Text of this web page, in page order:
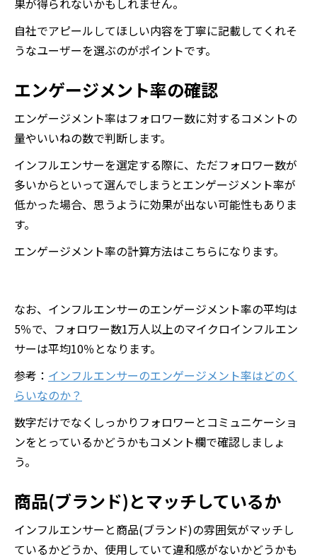
果が得られないかもしれません。
自社でアピールしてほしい内容を丁寧に記載してくれそ
うなユーザーを選ぶのがポイントです。
エンゲージメント率の確認
エンゲージメント率はフォロワー数に対するコメントの
量やいいねの数で判断します。
インフルエンサーを選定する際に、ただフォロワー数が
多いからといって選んでしまうとエンゲージメント率が
低かった場合、思うように効果が出ない可能性もありま
す。
エンゲージメント率の計算方法はこちらになります。
なお、インフルエンサーのエンゲージメント率の平均は
5％で、フォロワー数1万人以上のマイクロインフルエン
サーは平均10％となります。
参考： インフルエンサーのエンゲージメント率はどのく
らいなのか？
数字だけでなくしっかりフォロワーとコミュニケーショ
ンをとっているかどうかもコメント欄で確認しましょ
う。
商品(ブランド)とマッチしているか
インフルエンサーと商品(ブランド)の雰囲気がマッチし
ているかどうか、使用していて違和感がないかどうかも